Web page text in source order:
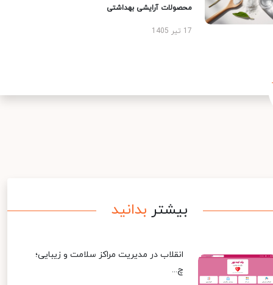
محصولات آرایشی بهداشتی
17 تیر 1405
بیشتر بدانید
انقلاب در مدیریت مراکز سلامت و زیبایی؛
چ...